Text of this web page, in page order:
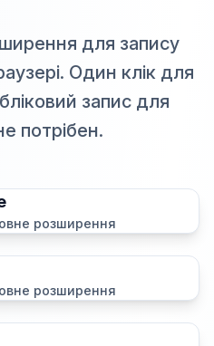
для запису
Один клік для
запис для
потрібен.
розширення
розширення